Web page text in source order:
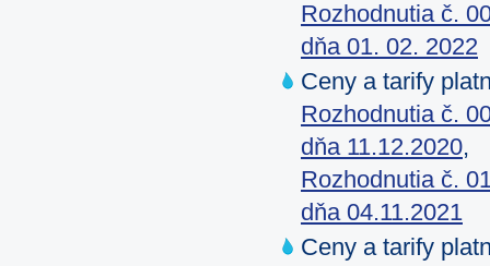
Rozhodnutia č.
dňa 01. 02. 2022
Ceny a tarify
Rozhodnutia č.
dňa 11.12.2020,
Rozhodnutia č.
dňa 04.11.2021
Ceny a tarify